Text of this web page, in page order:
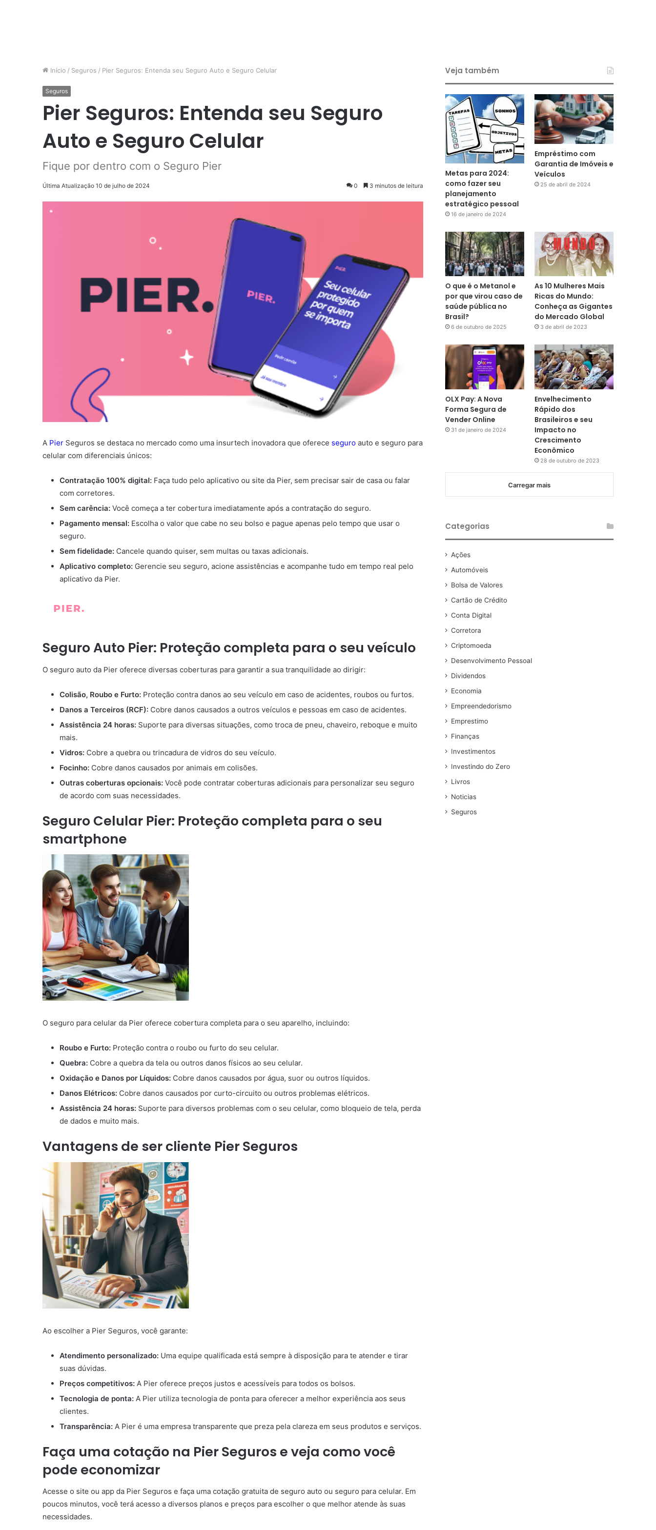
Início / Seguros / Pier Seguros: Entenda seu Seguro Auto e Seguro Celular
Seguros
Pier Seguros: Entenda seu Seguro
Auto e Seguro Celular
Fique por dentro com o Seguro Pier
Última Atualização 10 de julho de 2024 0 3 minutos de leitura
A Pier Seguros se destaca no mercado como uma insurtech inovadora que oferece seguro auto e seguro para
celular com diferenciais únicos:
Contratação 100% digital: Faça tudo pelo aplicativo ou site da Pier, sem precisar sair de casa ou falar
com corretores.
Sem carência: Você começa a ter cobertura imediatamente após a contratação do seguro.
Pagamento mensal: Escolha o valor que cabe no seu bolso e pague apenas pelo tempo que usar o
seguro.
Sem fidelidade: Cancele quando quiser, sem multas ou taxas adicionais.
Aplicativo completo: Gerencie seu seguro, acione assistências e acompanhe tudo em tempo real pelo
aplicativo da Pier.
Seguro Auto Pier: Proteção completa para o seu veículo
O seguro auto da Pier oferece diversas coberturas para garantir a sua tranquilidade ao dirigir:
Colisão, Roubo e Furto: Proteção contra danos ao seu veículo em caso de acidentes, roubos ou furtos.
Danos a Terceiros (RCF): Cobre danos causados a outros veículos e pessoas em caso de acidentes.
Assistência 24 horas: Suporte para diversas situações, como troca de pneu, chaveiro, reboque e muito
mais.
Vidros: Cobre a quebra ou trincadura de vidros do seu veículo.
Focinho: Cobre danos causados por animais em colisões.
Outras coberturas opcionais: Você pode contratar coberturas adicionais para personalizar seu seguro
de acordo com suas necessidades.
Seguro Celular Pier: Proteção completa para o seu
smartphone
O seguro para celular da Pier oferece cobertura completa para o seu aparelho, incluindo:
Roubo e Furto: Proteção contra o roubo ou furto do seu celular.
Quebra: Cobre a quebra da tela ou outros danos físicos ao seu celular.
Oxidação e Danos por Líquidos: Cobre danos causados por água, suor ou outros líquidos.
Danos Elétricos: Cobre danos causados por curto-circuito ou outros problemas elétricos.
Assistência 24 horas: Suporte para diversos problemas com o seu celular, como bloqueio de tela, perda
de dados e muito mais.
Vantagens de ser cliente Pier Seguros
Ao escolher a Pier Seguros, você garante:
Atendimento personalizado: Uma equipe qualificada está sempre à disposição para te atender e tirar
suas dúvidas.
Preços competitivos: A Pier oferece preços justos e acessíveis para todos os bolsos.
Tecnologia de ponta: A Pier utiliza tecnologia de ponta para oferecer a melhor experiência aos seus
clientes.
Transparência: A Pier é uma empresa transparente que preza pela clareza em seus produtos e serviços.
Faça uma cotação na Pier Seguros e veja como você
pode economizar
Acesse o site ou app da Pier Seguros e faça uma cotação gratuita de seguro auto ou seguro para celular. Em
poucos minutos, você terá acesso a diversos planos e preços para escolher o que melhor atende às suas
necessidades.
Veja também
Metas para 2024:
como fazer seu
planejamento
estratégico pessoal
16 de janeiro de 2024
Empréstimo com
Garantia de Imóveis e
Veículos
25 de abril de 2024
O que é o Metanol e
por que virou caso de
saúde pública no
Brasil?
6 de outubro de 2025
As 10 Mulheres Mais
Ricas do Mundo:
Conheça as Gigantes
do Mercado Global
3 de abril de 2023
OLX Pay: A Nova
Forma Segura de
Vender Online
31 de janeiro de 2024
Envelhecimento
Rápido dos
Brasileiros e seu
Impacto no
Crescimento
Econômico
28 de outubro de 2023
Carregar mais
Categorias
Ações
Automóveis
Bolsa de Valores
Cartão de Crédito
Conta Digital
Corretora
Criptomoeda
Desenvolvimento Pessoal
Dividendos
Economia
Empreendedorismo
Emprestimo
Finanças
Investimentos
Investindo do Zero
Livros
Noticias
Seguros